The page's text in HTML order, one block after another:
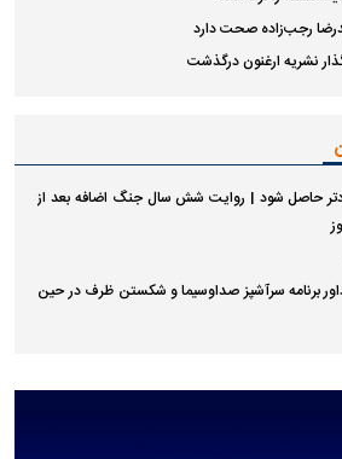
رجب‌زاده صحت دارد
نشریه ارغنون درگذشت
حاصل شود | روایت شش سال جنگ اضافه بعد از
برنامه سرآشپز صداوسیما و شکستن ظرف در حین